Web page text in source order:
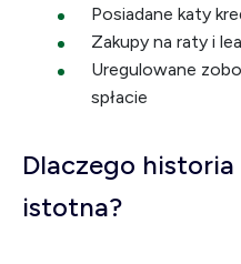
Posiadane katy
Zakupy na raty i
Uregulowane
spłacie
Dlaczego
istotna?